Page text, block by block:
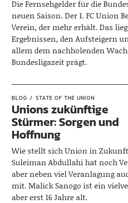
Die Fernsehgelder für die
neuen Saison. Der 1. FC Union
Verein, der mehr erhält. Das
Ergebnissen, den Aufsteigern
allem dem nachholenden
Bundesligazeit prägt.
BLOG STATE OF THE UNION
Unions zukünftige
Stürmer: Sorgen und
Hoffnung
Wie stellt sich Union in
Suleiman Abdullahi hat noch
aber neben viel Veranlagung
mit. Malick Sanogo ist ein
aber erst 16 Jahre alt.